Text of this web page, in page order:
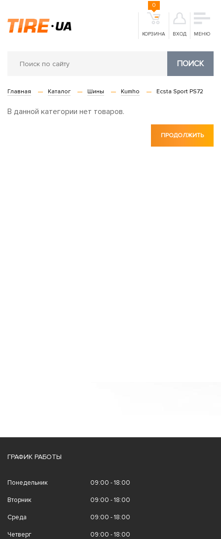
КОРЗИНА
0
ВХОД МЕНЮ
ПОИСК
Главная Каталог Шины Kumho Ecsta Sport PS72
В данной категории нет товаров.
ПРОДОЛЖИТЬ
ГРАФИК РАБОТЫ
Понедельник 09:00 - 18:00
Вторник 09:00 - 18:00
Среда 09:00 - 18:00
Четверг 09:00 - 18:00